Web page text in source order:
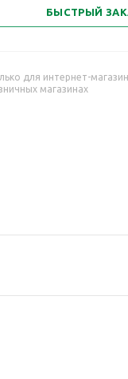
БЫСТРЫЙ
для интернет-
магазинах